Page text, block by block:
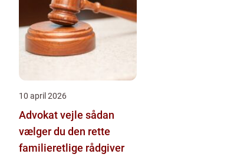
10 april 2026
Advokat vejle sådan
vælger du den rette
familieretlige rådgiver